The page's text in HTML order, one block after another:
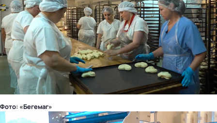
Фото: «Бегемаг»